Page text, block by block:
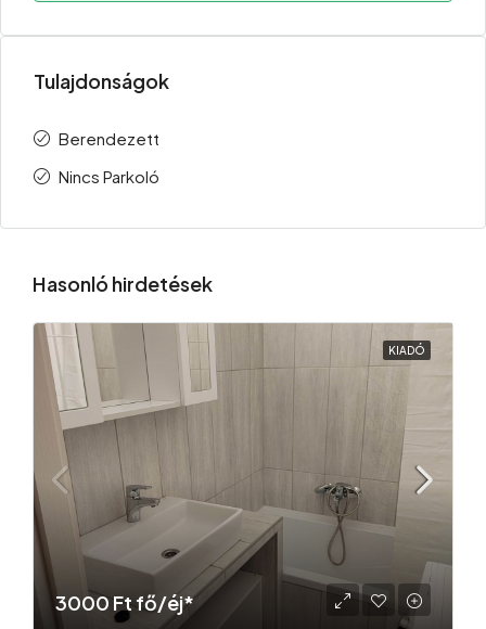
Tulajdonságok
Berendezett
Nincs Parkoló
Hasonló hirdetések
KIADÓ
3000 Ft fő/éj*